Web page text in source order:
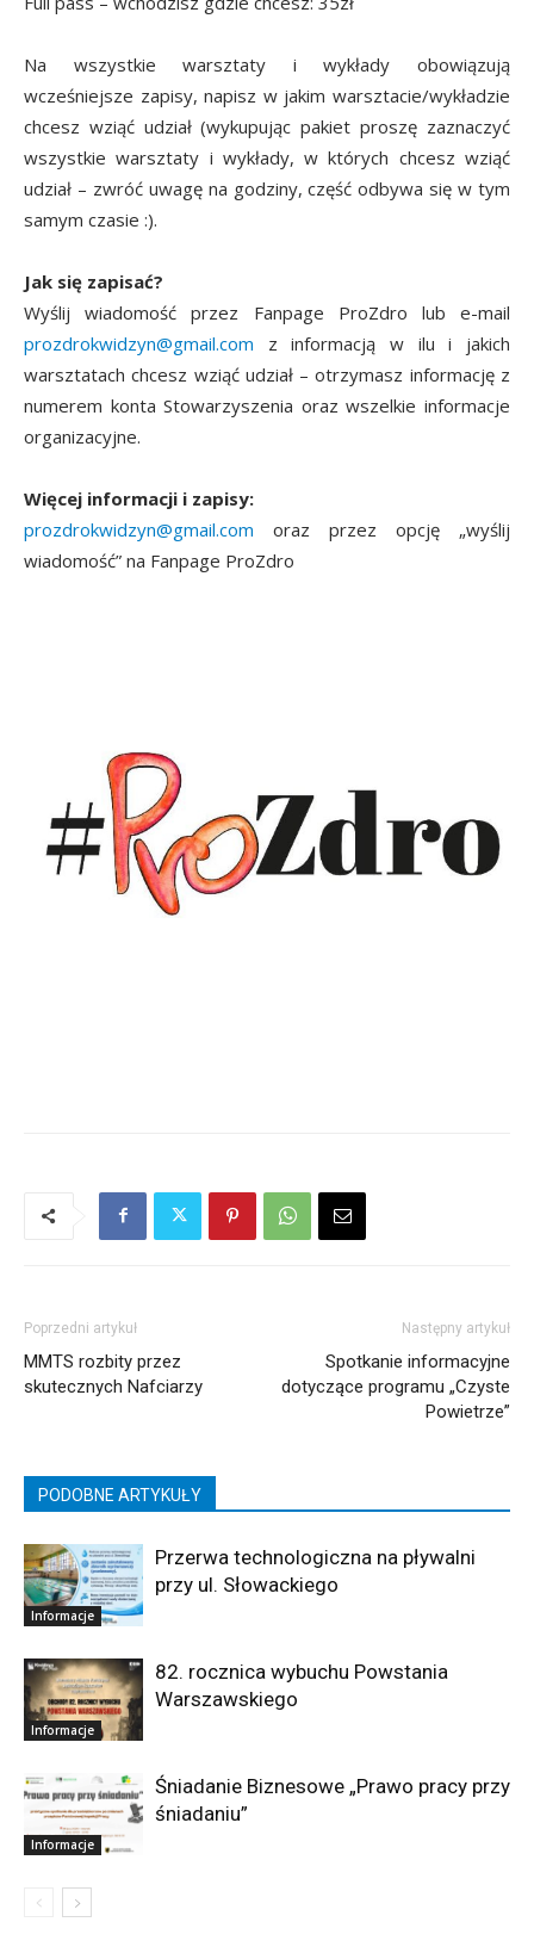
Na wszystkie warsztaty i wykłady obowiązują
wcześniejsze zapisy, napisz w jakim warsztacie/wykładzie
chcesz wziąć udział (wykupując pakiet proszę zaznaczyć
wszystkie warsztaty i wykłady, w których chcesz wziąć
udział – zwróć uwagę na godziny, część odbywa się w tym
samym czasie :).
Jak się zapisać?
Wyślij wiadomość przez Fanpage ProZdro lub e-mail
prozdrokwidzyn@gmail.com z informacją w ilu i jakich
warsztatach chcesz wziąć udział – otrzymasz informację z
numerem konta Stowarzyszenia oraz wszelkie informacje
organizacyjne.
Więcej informacji i zapisy:
prozdrokwidzyn@gmail.com oraz przez opcję „wyślij
wiadomość” na Fanpage ProZdro
Poprzedni artykuł
MMTS rozbity przez
skutecznych Nafciarzy
Następny artykuł
Spotkanie informacyjne
dotyczące programu „Czyste
Powietrze”
PODOBNE ARTYKUŁY
Informacje
Przerwa technologiczna na pływalni
przy ul. Słowackiego
Informacje
82. rocznica wybuchu Powstania
Warszawskiego
Informacje
Śniadanie Biznesowe „Prawo pracy przy
śniadaniu”